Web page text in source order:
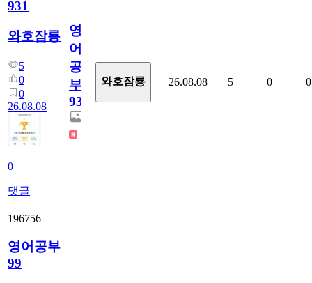
931
와호잠룡
5
0
0
26.08.08
0
댓글
영
어
공
부
931
와호잠룡 26.08.08 5 0 0
196756
영어공부
99